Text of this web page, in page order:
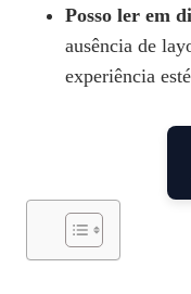
Posso ler em
ausência de
experiência